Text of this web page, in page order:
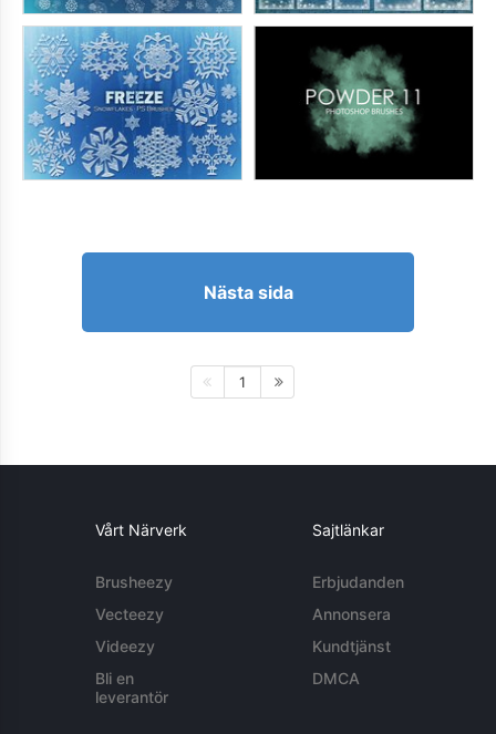
Nästa sida
1
Vårt Närverk
Brusheezy
Vecteezy
Videezy
Bli en
leverantör
Sajtlänkar
Erbjudanden
Annonsera
Kundtjänst
DMCA